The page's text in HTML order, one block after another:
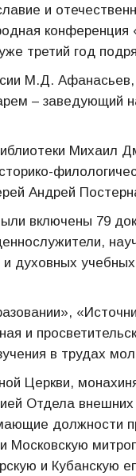
и
конференция
третий год
М.Д.
– заведующий
Михаил
Андрей
включены 79
духовных
и
в трудах
Церкви,
Отдела внешних
должности
Московскую
и Кубанскую